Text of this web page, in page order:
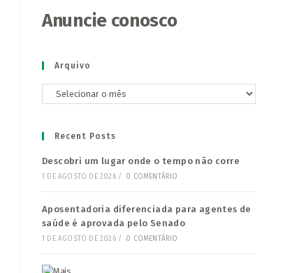
Anuncie conosco
Arquivo
Arquivo
Recent Posts
Descobri um lugar onde o tempo não corre
1 DE AGOSTO DE 2026 / 0 COMENTÁRIO
Aposentadoria diferenciada para agentes de
saúde é aprovada pelo Senado
1 DE AGOSTO DE 2026 / 0 COMENTÁRIO